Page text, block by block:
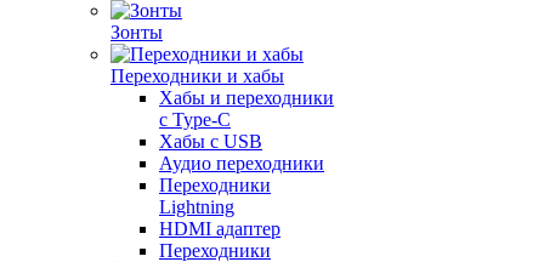
Зонты
Переходники и хабы
Хабы и переходники
с Type-C
Хабы с USB
Аудио переходники
Переходники
Lightning
HDMI адаптер
Переходники